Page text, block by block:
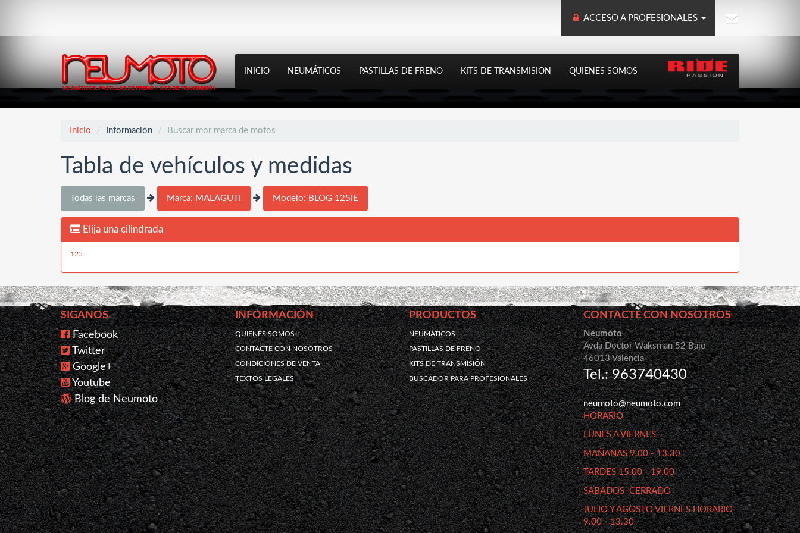
ACCESO A PROFESIONALES
INICIO NEUMÁTICOS PASTILLAS DE FRENO KITS DE TRANSMISION QUIENES SOMOS
Inicio Información Buscar mor marca de motos
Tabla de vehículos y medidas
Todas las marcas Marca: MALAGUTI Modelo: BLOG 125IE
Elija una cilindrada
125
SIGANOS
Facebook
Twitter
Google+
Youtube
Blog de Neumoto
INFORMACIÓN
QUIENES SOMOS
CONTACTE CON NOSOTROS
CONDICIONES DE VENTA
TEXTOS LEGALES
PRODUCTOS
NEUMÁTICOS
PASTILLAS DE FRENO
KITS DE TRANSMISIÓN
BUSCADOR PARA PROFESIONALES
CONTACTE CON NOSOTROS
Neumoto
Avda Doctor Waksman 52 Bajo
46013 Valencia
Tel.: 963740430
neumoto@neumoto.com
HORARIO
LUNES A VIERNES
MAÑANAS 9.00 - 13.30
TARDES 15.00 - 19.00
SABADOS CERRADO
JULIO Y AGOSTO VIERNES HORARIO
9.00 - 13.30